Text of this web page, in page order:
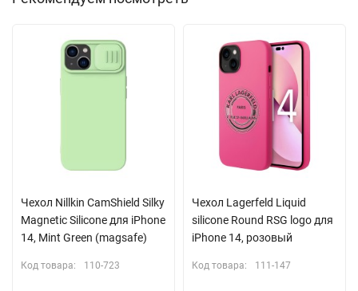
Чехол Nillkin CamShield Silky
Magnetic Silicone для iPhone
14, Mint Green (magsafe)
Код товара: 110-723
Чехол Lagerfeld Liquid
silicone Round RSG logo для
iPhone 14, розовый
Код товара: 111-147